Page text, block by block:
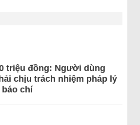
triệu đồng: Người dùng
chịu trách nhiệm pháp lý
báo chí